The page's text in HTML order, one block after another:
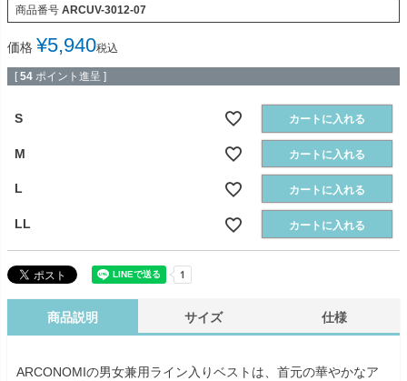
商品番号 ARCUV-3012-07
価格 ¥5,940税込
[ 54 ポイント進呈 ]
S カートに入れる
M カートに入れる
L カートに入れる
LL カートに入れる
商品説明 サイズ 仕様
ARCONOMIの男女兼用ライン入りベストは、首元の華やかなア